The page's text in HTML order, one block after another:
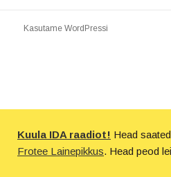
Kasutame WordPressi
Kuula IDA raadiot! Head
Frotee Lainepikkus. Head peod